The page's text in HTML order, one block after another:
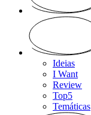
Ideias
I Want
Review
Top5
Temáticas